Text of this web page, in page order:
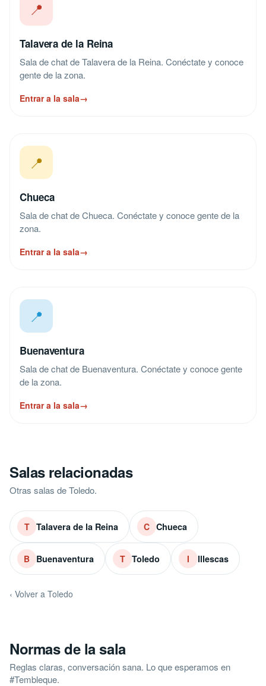
📍
Talavera de la Reina
Sala de chat de Talavera de la Reina. Conéctate y conoce
gente de la zona.
Entrar a la sala→
📍
Chueca
Sala de chat de Chueca. Conéctate y conoce gente de la
zona.
Entrar a la sala→
📍
Buenaventura
Sala de chat de Buenaventura. Conéctate y conoce gente
de la zona.
Entrar a la sala→
Salas relacionadas
Otras salas de Toledo.
T Talavera de la Reina C Chueca
B Buenaventura T Toledo I Illescas
‹ Volver a Toledo
Normas de la sala
Reglas claras, conversación sana. Lo que esperamos en
#Tembleque.